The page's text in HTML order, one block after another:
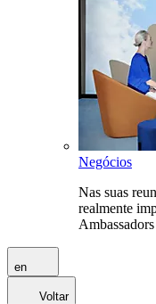
Negócios
Nas suas
realmente
en
Voltar